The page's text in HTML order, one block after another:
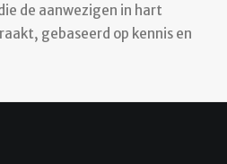
de aanwezigen in hart
gebaseerd op kennis en